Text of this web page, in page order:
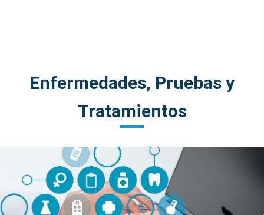
Enfermedades, Pruebas y
Tratamientos